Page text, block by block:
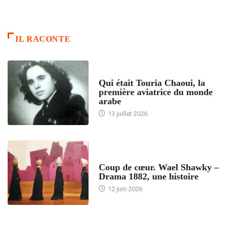
IL RACONTE
Qui était Touria Chaoui, la
première aviatrice du monde
arabe
13 juillet 2026
Coup de cœur. Wael Shawky –
Drama 1882, une histoire
12 juin 2026